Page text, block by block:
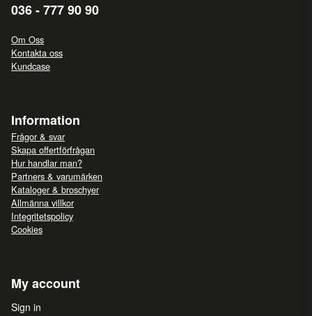
036 - 777 90 90
Om Oss
Kontakta oss
Kundcase
Information
Frågor & svar
Skapa offertförfrågan
Hur handlar man?
Partners & varumärken
Kataloger & broschyer
Allmänna villkor
Integritetspolicy
Cookies
My account
Sign in